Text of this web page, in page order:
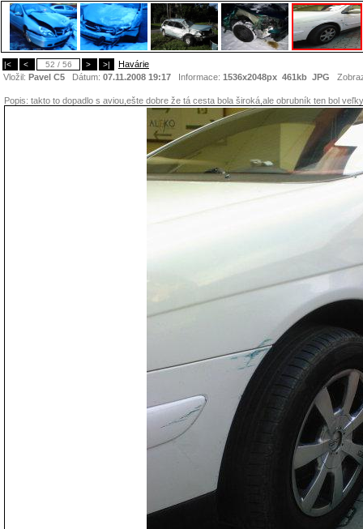
|< < 52 / 56 > >|
Havárie
Vložil: Pavel C5 Dátum: 07.11.2008 19:17 Informace: 1536x2048px 461kb JPG
Popis: takto to dopadlo s aviou,ešte dobre že tá cesta bola široká,ale obrubník ten bol